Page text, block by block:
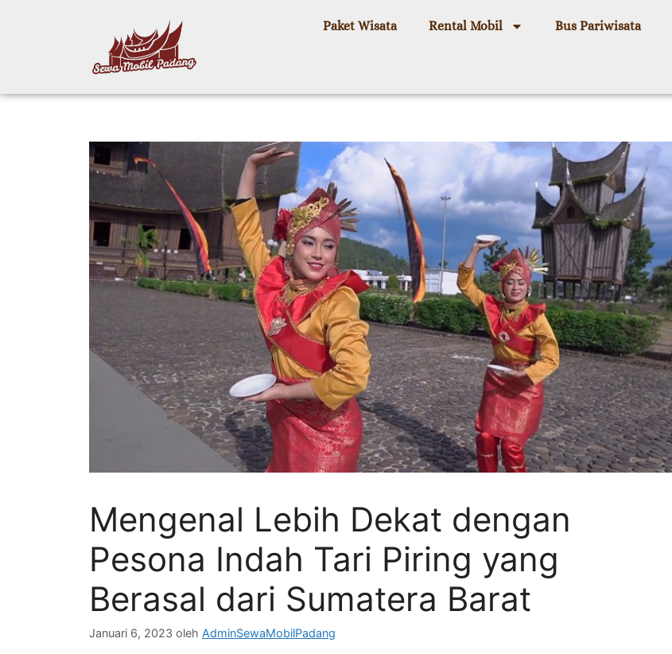
Paket Wisata Rental Mobil Bus Pariwisata
Mengenal Lebih Dekat dengan
Pesona Indah Tari Piring yang
Berasal dari Sumatera Barat
Januari 6, 2023 oleh AdminSewaMobilPadang